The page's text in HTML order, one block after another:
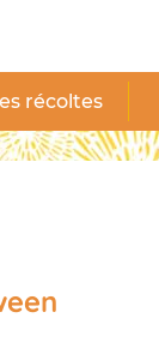
récoltes